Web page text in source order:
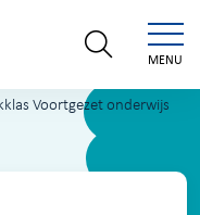
MENU
Voortgezet onderwijs